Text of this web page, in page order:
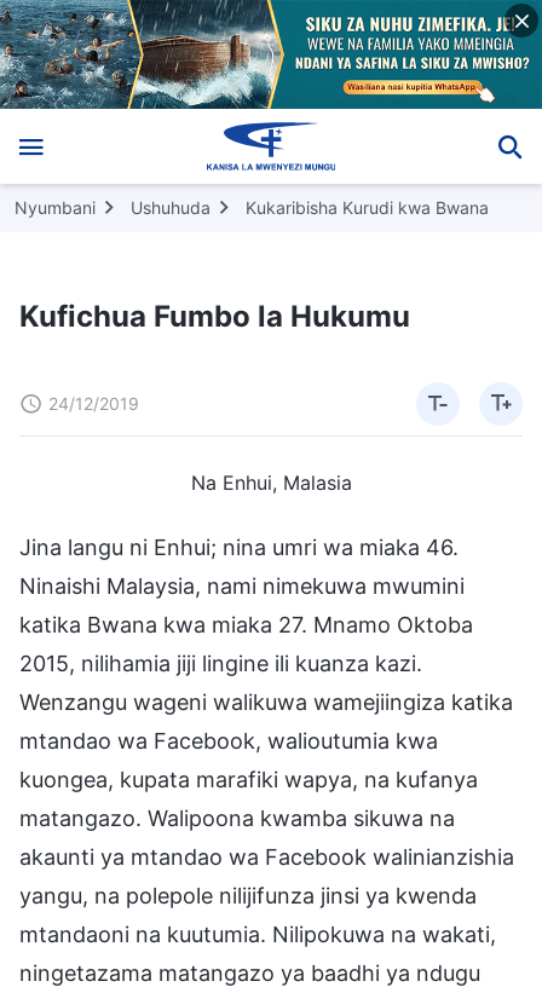
Nyumbani Ushuhuda Kukaribisha Kurudi kwa Bwana
Kufichua Fumbo la Hukumu
24/12/2019
Na Enhui, Malasia
Jina langu ni Enhui; nina umri wa miaka 46.
Ninaishi Malaysia, nami nimekuwa mwumini
katika Bwana kwa miaka 27. Mnamo Oktoba
2015, nilihamia jiji lingine ili kuanza kazi.
Wenzangu wageni walikuwa wamejiingiza katika
mtandao wa Facebook, walioutumia kwa
kuongea, kupata marafiki wapya, na kufanya
matangazo. Walipoona kwamba sikuwa na
akaunti ya mtandao wa Facebook walinianzishia
yangu, na polepole nilijifunza jinsi ya kwenda
mtandaoni na kuutumia. Nilipokuwa na wakati,
ningetazama matangazo ya baadhi ya ndugu